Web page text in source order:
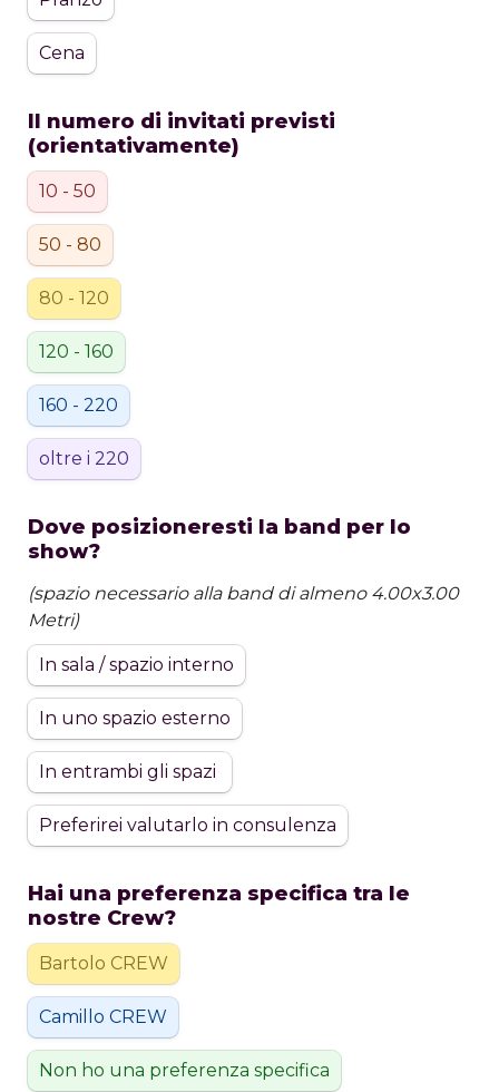
Cena
Il numero di invitati previsti
(orientativamente)
10 - 50
50 - 80
80 - 120
120 - 160
160 - 220
oltre i 220
Dove posizioneresti la band per lo
show?
(spazio necessario alla band di almeno 4.00x3.00
Metri)
In sala / spazio interno
In uno spazio esterno
Preferirei valutarlo in consulenza
Hai una preferenza specifica tra le
nostre Crew?
Bartolo CREW
Camillo CREW
Non ho una preferenza specifica